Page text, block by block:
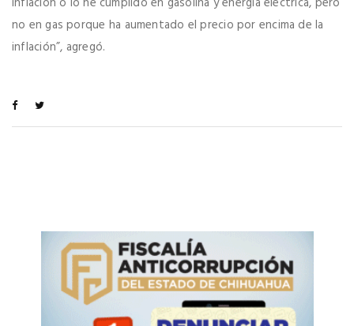
no en gas porque ha aumentado el precio por encima de la
inflación”, agregó.